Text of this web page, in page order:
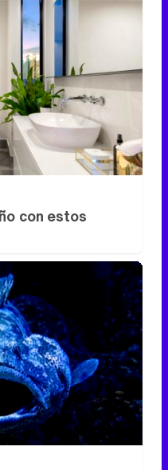
con estos